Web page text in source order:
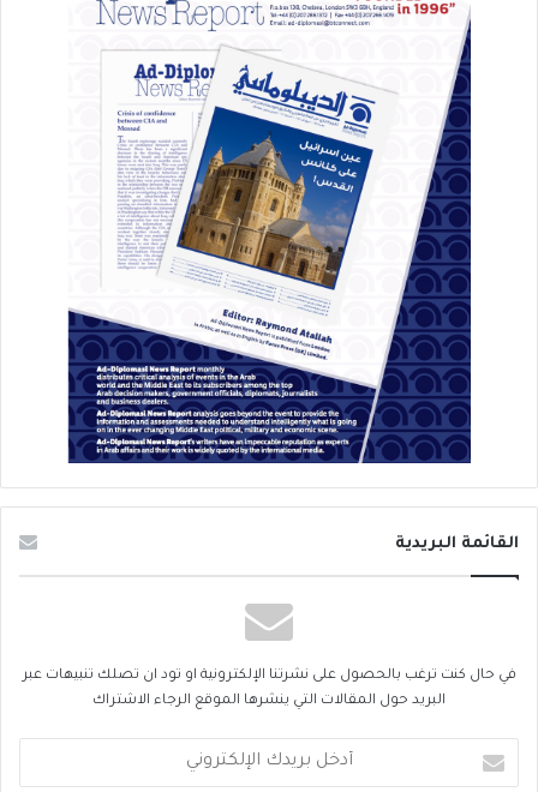
القائمة البريدية
في حال كنت ترغب بالحصول على نشرتنا الإلكترونية او تود ان تصلك تنبيهات عبر
البريد حول المقالات التي ينشرها الموقع الرجاء الاشتراك
بريدك